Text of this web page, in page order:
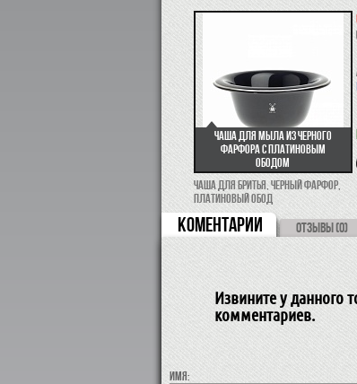
Чаша для мыла из черного
фарфора с платиновым
ободом
Чаша для бритья, черный фарфор,
платиновый обод
КОМЕНТАРИИ ОТЗЫВЫ (0)
Извините у данного
комментариев.
Имя: